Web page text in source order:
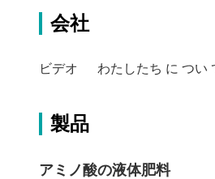
会社
ビデオ わたしたち に つい
製品
アミノ酸の液体肥料